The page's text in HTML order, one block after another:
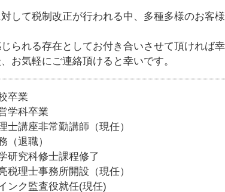
事業計画書 依頼
して税制改正が行われる中、多種多様のお客
られる存在としてお付き合いさせて頂ければ幸
お気軽にご連絡頂けると幸いです。
卒業
学科卒業
講座非常勤講師（現任）
退職）
研究科修士課程修了
理士事務所開設（現任）
ンク監査役就任(現任)